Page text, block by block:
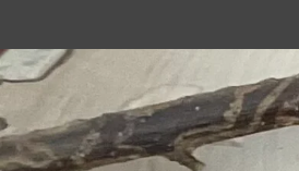
Hauptinhalt
springen